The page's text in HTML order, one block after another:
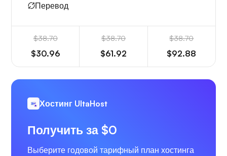
Перевод
$38.70
$30.96
$38.70
$61.92
$38.70
$92.88
Хостинг UltaHost
Получить за $0
Выберите годовой тарифный план хостинга